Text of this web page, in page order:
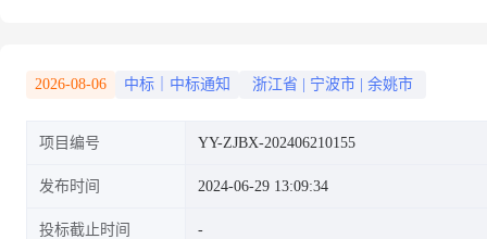
2026-08-06 中标｜中标通知 浙江省 宁波市 余姚市
项目编号 YY-ZJBX-202406210155
发布时间 2024-06-29 13:09:34
投标截止时间